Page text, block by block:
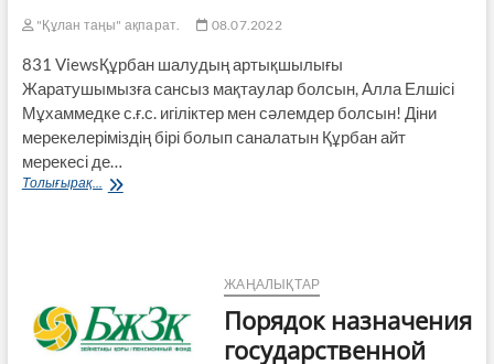
"Құлан таңы" ақпарат. 08.07.2022
831 ViewsҚұрбан шалудың артықшылығы
Жаратушымызға сансыз мақтаулар болсын, Алла Елшісі
Мұхаммедке с.ғ.с. игіліктер мен сәлемдер болсын! Діни
мерекелеріміздің бірі болып саналатын Құрбан айт
мерекесі де…
Толығырақ...
Құрбандыққа
ЖАҢАЛЫҚТАР
Порядок назначения
государственной